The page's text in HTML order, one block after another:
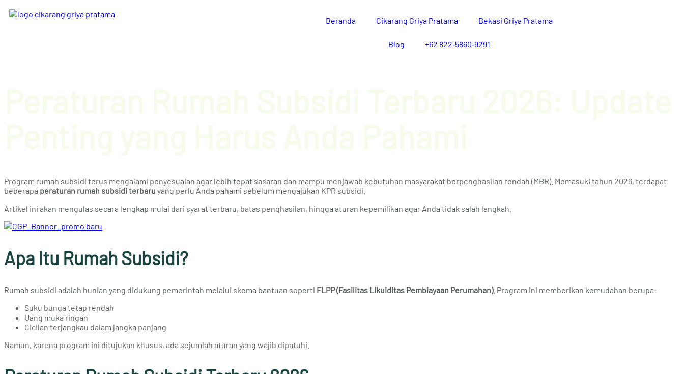
Beranda Cikarang Griya Pratama Bekasi Griya Pratama
Blog ‪+62 822‑5860‑9291‬
Program rumah subsidi terus mengalami penyesuaian agar lebih tepat sasaran dan mampu menjawab kebutuhan masyarakat berpenghasilan rendah (MBR). Memasuki tahun 2026, terdapat
beberapa peraturan rumah subsidi terbaru yang perlu Anda pahami sebelum mengajukan KPR subsidi.
Artikel ini akan mengulas secara lengkap mulai dari syarat terbaru, batas penghasilan, hingga aturan kepemilikan agar Anda tidak salah langkah.
Apa Itu Rumah Subsidi?
Rumah subsidi adalah hunian yang didukung pemerintah melalui skema bantuan seperti FLPP (Fasilitas Likuiditas Pembiayaan Perumahan). Program ini memberikan kemudahan berupa:
Suku bunga tetap rendah
Uang muka ringan
Cicilan terjangkau dalam jangka panjang
Namun, karena program ini ditujukan khusus, ada sejumlah aturan yang wajib dipatuhi.